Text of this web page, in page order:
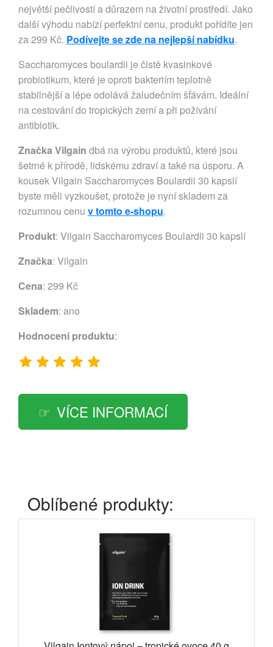
největší pečlivostí a důrazem na životní prostředí. Jako
další výhodu nabízí perfektní cenu, produkt pořídíte jen
za 299 Kč. Podívejte se zde na nejlepší nabídku.
Saccharomyces boulardii je čistě kvasinkové
probiotikum, které je oproti bakteriím teplotně
stabilnější a lépe odolává žaludečním šťávám. Ideální
na cestování do tropických zemí a při požívání
antibiotik.
Značka Vilgain dbá na výrobu produktů, které jsou
šetrné k přírodě, lidskému zdraví a také na úsporu. A
kousek Vilgain Saccharomyces Boulardii 30 kapslí
byste měli vyzkoušet, protože je nyní skladem za
rozumnou cenu v tomto e-shopu.
Produkt: Vilgain Saccharomyces Boulardii 30 kapslí
Značka: Vilgain
Cena: 299 Kč
Skladem: ano
Hodnocení produktu:
VÍCE INFORMACÍ
Oblíbené produkty: